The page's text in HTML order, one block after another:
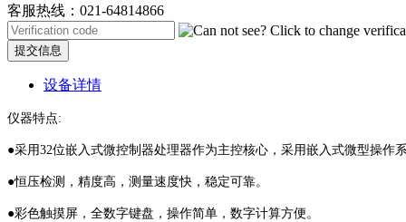
客服热线：021-64814866
提交信息
设备详情
仪器特点:
●采用32位嵌入式微控制器处理器作为主控核心，采用嵌入式微型操作
●恒压检测，精度高，测量速度快，稳定可靠。
●彩色触摸屏，全数字键盘，操作简单，数字计算方便。